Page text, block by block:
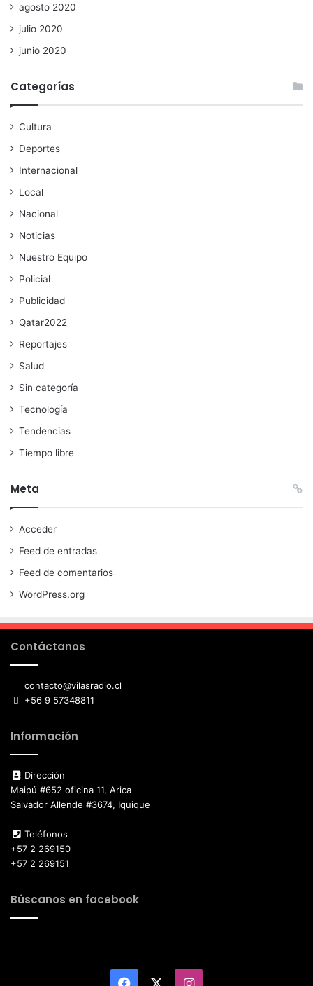
agosto 2020
julio 2020
junio 2020
Categorías
Cultura
Deportes
Internacional
Local
Nacional
Noticias
Nuestro Equipo
Policial
Publicidad
Qatar2022
Reportajes
Salud
Sin categoría
Tecnología
Tendencias
Tiempo libre
Meta
Acceder
Feed de entradas
Feed de comentarios
WordPress.org
Contáctanos
contacto@vilasradio.cl
+56 9 57348811
Información
Dirección
Maipú #652 oficina 11, Arica
Salvador Allende #3674, Iquique
Teléfonos
+57 2 269150
+57 2 269151
Búscanos en facebook
Facebook Instagram